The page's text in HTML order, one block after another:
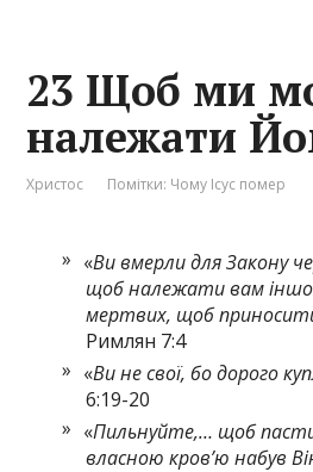
23 Щоб ми
належати
Христос Помітки: Чому Ісус помер
«Ви вмерли для Закону
щоб належати вам
мертвих, щоб приносити
Римлян 7:4
«Ви не свої, бо дорого
6:19-20
«Пильнуйте,… щоб
власною кров’ю набув